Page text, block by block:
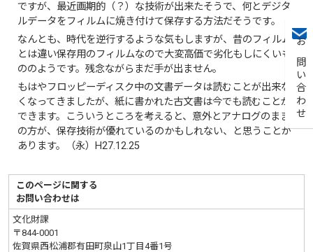
お問い合わせ
ですが、最近画期的（？）な技術が出来たそうで、何とデジタ
ルデータをフィルムに焼き付けて保存する方法だそうです。
なんとも、時代を逆行するような気もしますが、昔のフィルム
とは違い保存用のフィルムなので大変高価で劣化もしにくいも
ののようです。残念ながらまだ手が出ません。
もはやフロッピーディスク中の文書データは読むことが出来な
くなってきましたが、紙に書かれた古文書は今でも読むことが
できます。こういうところを考えると、意外とアナログのまま
の方が、保存技術が優れているのかもしれない、と思うことが
あります。（永）H27.12.25
このページに関する
お問い合わせは
文化財課
〒844-0001
佐賀県西松浦郡有田町泉山1丁目4番1号